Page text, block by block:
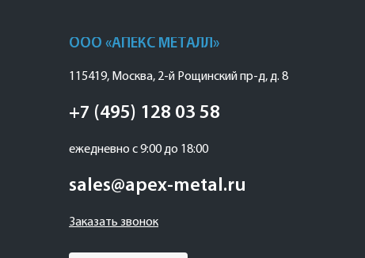
ООО «АПЕКС МЕТАЛЛ»
115419, Москва, 2-й Рощинский пр-д, д. 8
+7 (495) 128 03 58
ежедневно с 9:00 до 18:00
sales@apex-metal.ru
Заказать звонок